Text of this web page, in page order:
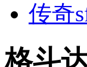
传奇
格斗